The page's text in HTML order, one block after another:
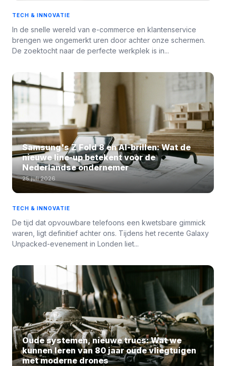
TECH & INNOVATIE
In de snelle wereld van e-commerce en klantenservice
brengen we ongemerkt uren door achter onze schermen.
De zoektocht naar de perfecte werkplek is in...
Samsung's Z Fold 8 en AI-brillen: Wat de
nieuwe line-up betekent voor de
Nederlandse ondernemer
25 juli 2026
TECH & INNOVATIE
De tijd dat opvouwbare telefoons een kwetsbare gimmick
waren, ligt definitief achter ons. Tijdens het recente Galaxy
Unpacked-evenement in Londen liet...
Oude systemen, nieuwe trucs: Wat we
kunnen leren van 80 jaar oude vliegtuigen
met moderne drones